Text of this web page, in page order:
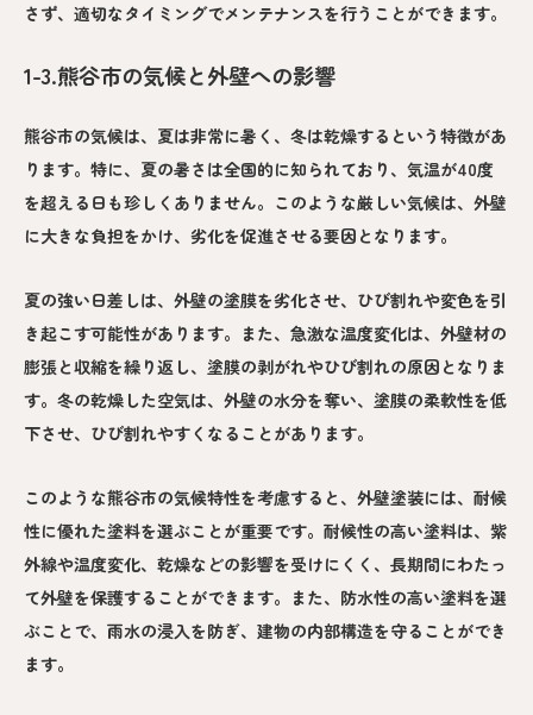
さず、適切なタイミングでメンテナンスを行うことができます。
1-3.熊谷市の気候と外壁への影響
熊谷市の気候は、夏は非常に暑く、冬は乾燥するという特徴があ
ります。特に、夏の暑さは全国的に知られており、気温が40度
を超える日も珍しくありません。このような厳しい気候は、外壁
に大きな負担をかけ、劣化を促進させる要因となります。
夏の強い日差しは、外壁の塗膜を劣化させ、ひび割れや変色を引
き起こす可能性があります。また、急激な温度変化は、外壁材の
膨張と収縮を繰り返し、塗膜の剥がれやひび割れの原因となりま
す。冬の乾燥した空気は、外壁の水分を奪い、塗膜の柔軟性を低
下させ、ひび割れやすくなることがあります。
このような熊谷市の気候特性を考慮すると、外壁塗装には、耐候
性に優れた塗料を選ぶことが重要です。耐候性の高い塗料は、紫
外線や温度変化、乾燥などの影響を受けにくく、長期間にわたっ
て外壁を保護することができます。また、防水性の高い塗料を選
ぶことで、雨水の浸入を防ぎ、建物の内部構造を守ることができ
ます。